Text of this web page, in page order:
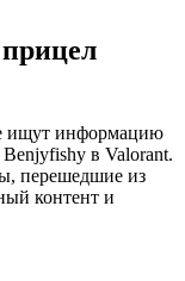
ищут информацию
в Valorant.
перешедшие из
контент и